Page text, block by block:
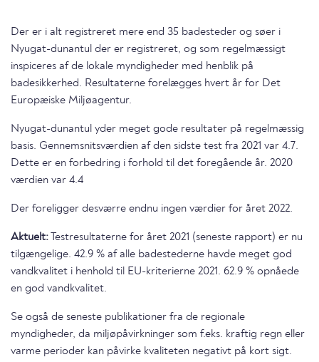
Der er i alt registreret mere end 35 badesteder og søer i
Nyugat-dunantul der er registreret, og som regelmæssigt
inspiceres af de lokale myndigheder med henblik på
badesikkerhed. Resultaterne forelægges hvert år for Det
Europæiske Miljøagentur.
Nyugat-dunantul yder meget gode resultater på regelmæssig
basis. Gennemsnitsværdien af den sidste test fra 2021 var 4.7.
Dette er en forbedring i forhold til det foregående år. 2020
værdien var 4.4
Der foreligger desværre endnu ingen værdier for året 2022.
Aktuelt: Testresultaterne for året 2021 (seneste rapport) er nu
tilgængelige. 42.9 % af alle badestederne havde meget god
vandkvalitet i henhold til EU-kriterierne 2021. 62.9 % opnåede
en god vandkvalitet.
Se også de seneste publikationer fra de regionale
myndigheder, da miljøpåvirkninger som f.eks. kraftig regn eller
varme perioder kan påvirke kvaliteten negativt på kort sigt.